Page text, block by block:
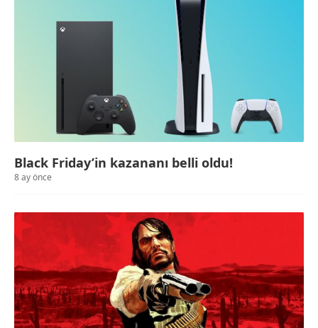
Black Friday’in kazananı belli oldu!
8 ay önce